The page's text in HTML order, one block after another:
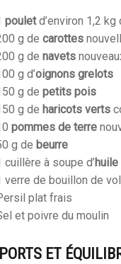
pouletd’environ 1,2 kg
g decarottes
g denavets
g d’oignons grelots
g de petits pois
g de haricots verts
pommes de terre
g de beurre
cuillère à soupe d’huile
verre de bouillon de
plat frais
et poivre du moulin
ET